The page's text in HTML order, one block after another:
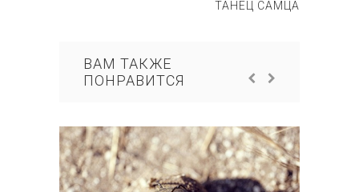
ТАНЕЦ САМЦА
ВАМ ТАКЖЕ
ПОНРАВИТСЯ